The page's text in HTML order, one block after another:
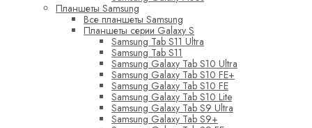
Планшеты Samsung
Все планшеты Samsung
Планшеты серии Galaxy S
Samsung Tab S11 Ultra
Samsung Tab S11
Samsung Galaxy Tab S10 Ultra
Samsung Galaxy Tab S10 FE+
Samsung Galaxy Tab S10 FE
Samsung Galaxy Tab S10 Lite
Samsung Galaxy Tab S9 Ultra
Samsung Galaxy Tab S9+